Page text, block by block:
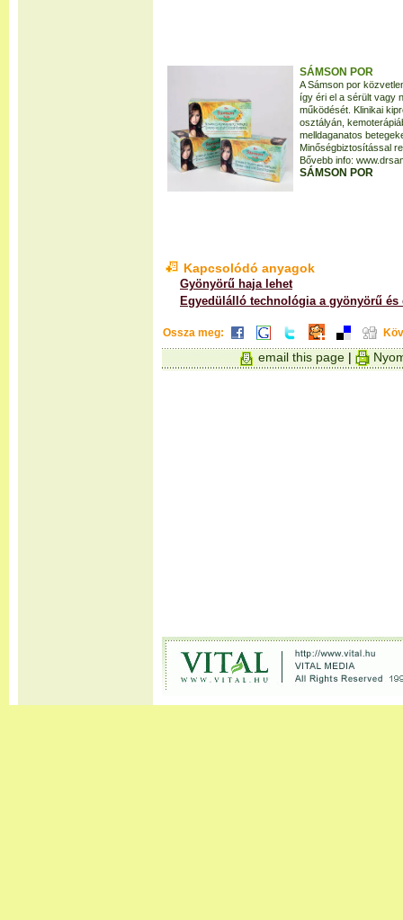
SÁMSON POR
A Sámson por
így éri el a sérült vagy
működését. Klinikai
osztályán,
melldaganatos
Minőségbiztosítással
Bővebb info:
SÁMSON POR
Kapcsolódó anyagok
Gyönyörű haja lehet
Egyedülálló technológia a gyönyörű és
Ossza meg:
email this page |